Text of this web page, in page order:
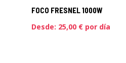
FOCO FRESNEL 1000W
Desde: 25,00 €por día